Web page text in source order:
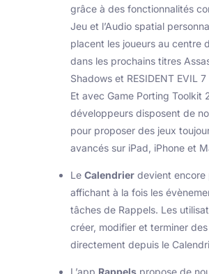
grâce à des fonctionnalités
Jeu et l’Audio spatial
placent les joueurs au centre
dans les prochains titres
Shadows et RESIDENT EVIL
Et avec Game Porting Toolkit
développeurs disposent de
pour proposer des jeux
avancés sur iPad, iPhone et
LeCalendrier devient encore
affichant à la fois les
tâches de Rappels. Les
créer, modifier et terminer
directement depuis le
L’app Rappels propose de